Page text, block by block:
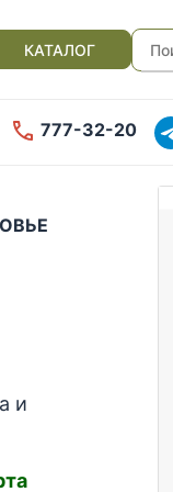
КАТАЛОГ
777-32-20
и